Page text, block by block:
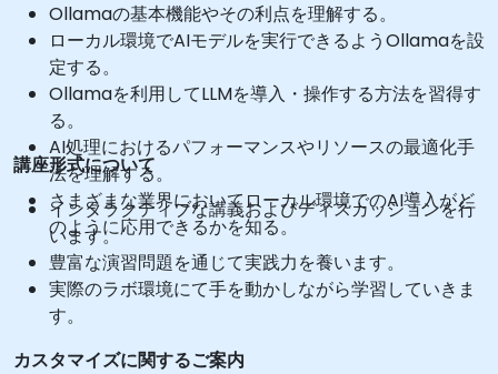
Ollamaの基本機能やその利点を理解する。
ローカル環境でAIモデルを実行できるようOllamaを設
定する。
Ollamaを利用してLLMを導入・操作する方法を習得す
る。
AI処理におけるパフォーマンスやリソースの最適化手
法を理解する。
さまざまな業界においてローカル環境でのAI導入がど
のように応用できるかを知る。
講座形式について
インタラクティブな講義およびディスカッションを行
います。
豊富な演習問題を通じて実践力を養います。
実際のラボ環境にて手を動かしながら学習していきま
す。
カスタマイズに関するご案内